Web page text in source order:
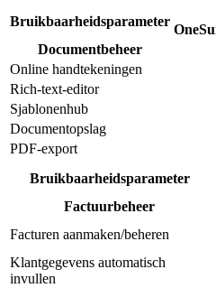
Bruikbaarheidsparameter
Documentbeheer
Online handtekeningen
Rich-text-editor
Sjablonenhub
Documentopslag
PDF-export
Bruikbaarheidsparameter
Factuurbeheer
Facturen aanmaken/beheren
Klantgegevens automatisch
invullen